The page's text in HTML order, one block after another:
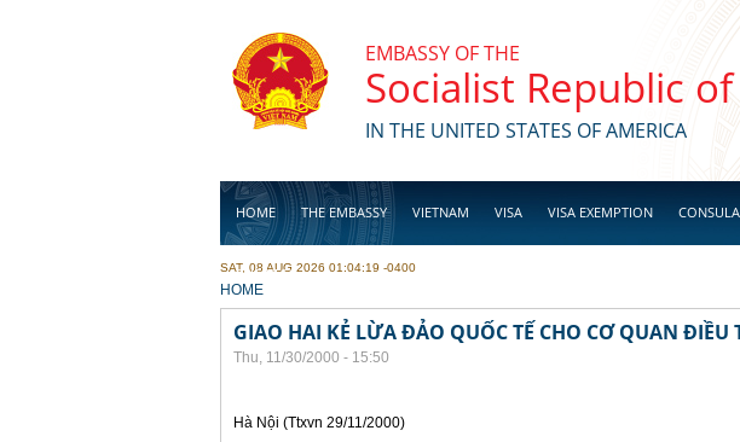
EMBASSY OF THE
Socialist Republic
IN THE UNITED STATES OF AMERICA
HOME THE EMBASSY VIETNAM VISA VISA EXEMPTION
BUSINESS
SAT, 08 AUG 2026 01:04:19 -0400
YOU ARE HERE
HOME
GIAO HAI KẺ LỪA ĐẢO QUỐC TẾ CHO CƠ QUAN ĐIỀU
Thu, 11/30/2000 - 15:50
Hà Nội (Ttxvn 29/11/2000)